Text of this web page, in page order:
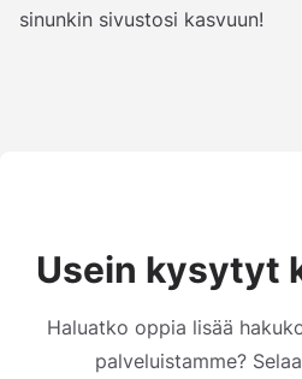
sinunkin sivustosi kasvuun!
Usein kysytyt
Haluatko oppia lisää
palveluistamme?